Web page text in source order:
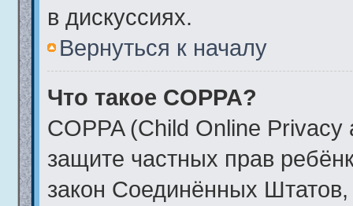
в дискуссиях.
Вернуться к началу
Что такое COPPA?
COPPA (Child Online
защите частных прав
закон Соединённых